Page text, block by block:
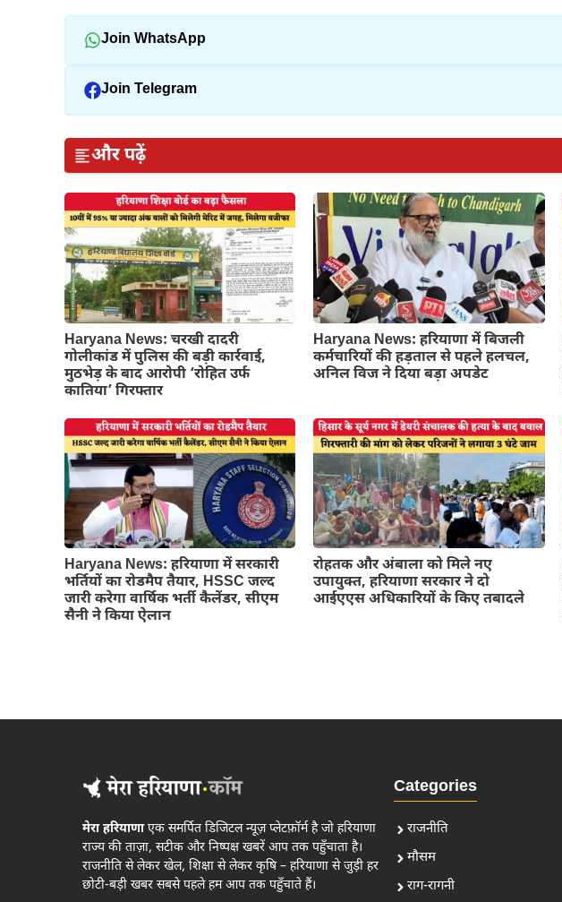
Join WhatsApp
Join Telegram
और पढ़ें
Haryana News: चरखी दादरी
गोलीकांड में पुलिस की बड़ी कार्रवाई,
मुठभेड़ के बाद आरोपी ‘रोहित उर्फ
कातिया’ गिरफ्तार
Haryana News: हरियाणा में बिजली
कर्मचारियों की हड़ताल से पहले हलचल,
अनिल विज ने दिया बड़ा अपडेट
Haryana News: हरियाणा में सरकारी
भर्तियों का रोडमैप तैयार, HSSC जल्द
जारी करेगा वार्षिक भर्ती कैलेंडर, सीएम
सैनी ने किया ऐलान
रोहतक और अंबाला को मिले नए
उपायुक्त, हरियाणा सरकार ने दो
आईएएस अधिकारियों के किए तबादले
मेरा हरियाणाएक समर्पित डिजिटल न्यूज़ प्लेटफ़ॉर्म है जो हरियाणा
राज्य की ताज़ा, सटीक और निष्पक्ष खबरें आप तक पहुँचाता है।
राजनीति से लेकर खेल, शिक्षा से लेकर कृषि – हरियाणा से जुड़ी हर
छोटी-बड़ी खबर सबसे पहले हम आप तक पहुँचाते हैं।
Categories
राजनीति
मौसम
राग-रागनी